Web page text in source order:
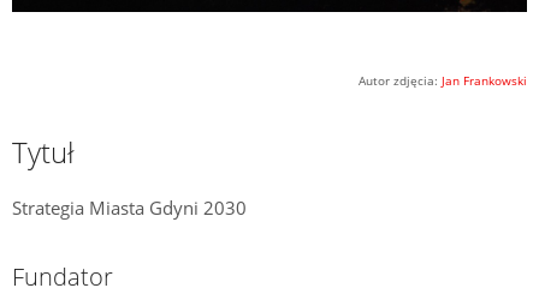
Autor zdjęcia: Jan Frankowski
Tytuł
Strategia Miasta Gdyni 2030
Fundator